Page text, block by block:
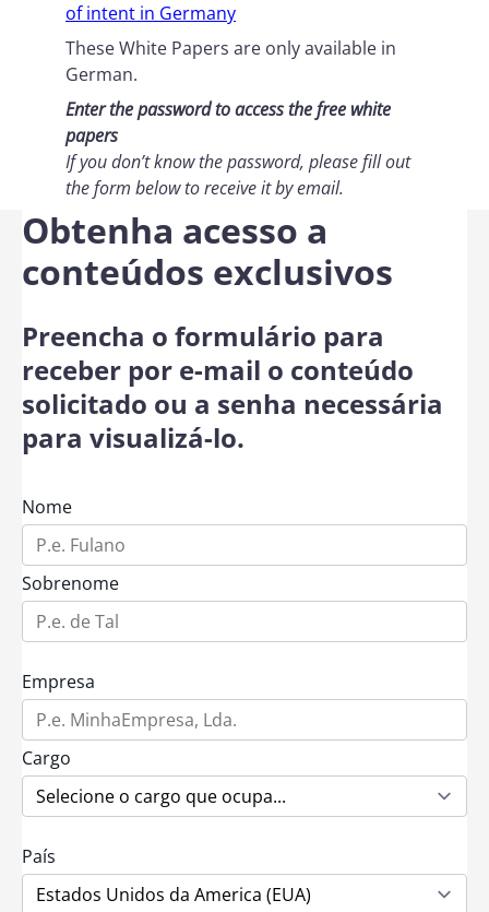
of intent in Germany
These White Papers are only available in
German.
Enter the password to access the free white
papers
If you don’t know the password, please fill out
the form belowto receive it by email.
Obtenha acesso a
conteúdos exclusivos
Preencha o formulário para
receber por e-mail o conteúdo
solicitado ou a senha necessária
para visualizá-lo.
Nome
Sobrenome
Empresa
Cargo
País